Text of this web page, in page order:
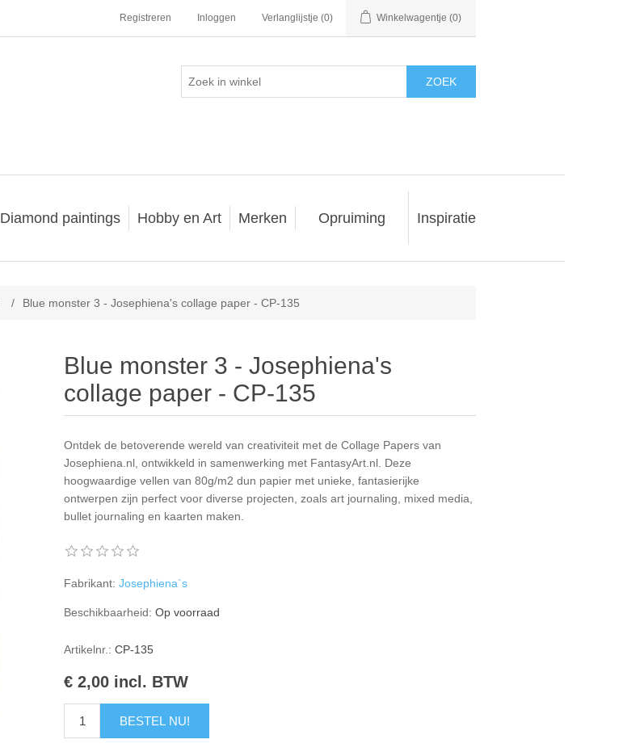
Registreren Inloggen Verlanglijstje (0) Winkelwagentje (0)
ZOEK
Diamond paintings Hobby en Art Merken Opruiming Inspiratie
/ Blue monster 3 - Josephiena's collage paper - CP-135
Blue monster 3 - Josephiena's
collage paper - CP-135
Ontdek de betoverende wereld van creativiteit met de Collage Papers van
Josephiena.nl, ontwikkeld in samenwerking met FantasyArt.nl. Deze
hoogwaardige vellen van 80g/m2 dun papier met unieke, fantasierijke
ontwerpen zijn perfect voor diverse projecten, zoals art journaling, mixed media,
bullet journaling en kaarten maken.
Fabrikant: Josephiena`s
Beschikbaarheid: Op voorraad
Artikelnr.: CP-135
€ 2,00 incl. BTW
BESTEL NU!